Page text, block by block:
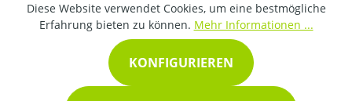
Diese Website verwendet Cookies, um eine bestmögliche
Erfahrung bieten zu können. Mehr Informationen ...
KONFIGURIEREN